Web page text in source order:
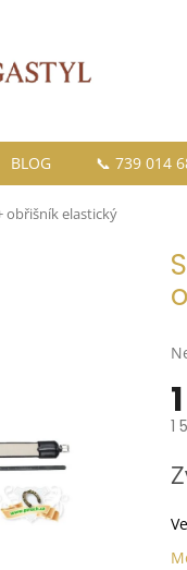
BLOG 📞 739 014
obřišník elastický
je
5
1